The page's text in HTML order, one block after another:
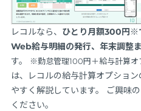
レコルなら、 ひとり月額300円※
Web給与明細の発行、年末調整
す。
※勤怠管理100円＋給与計算
は、レコルの給与計算オプショ
やすく解説しています。 ご興味
ください。